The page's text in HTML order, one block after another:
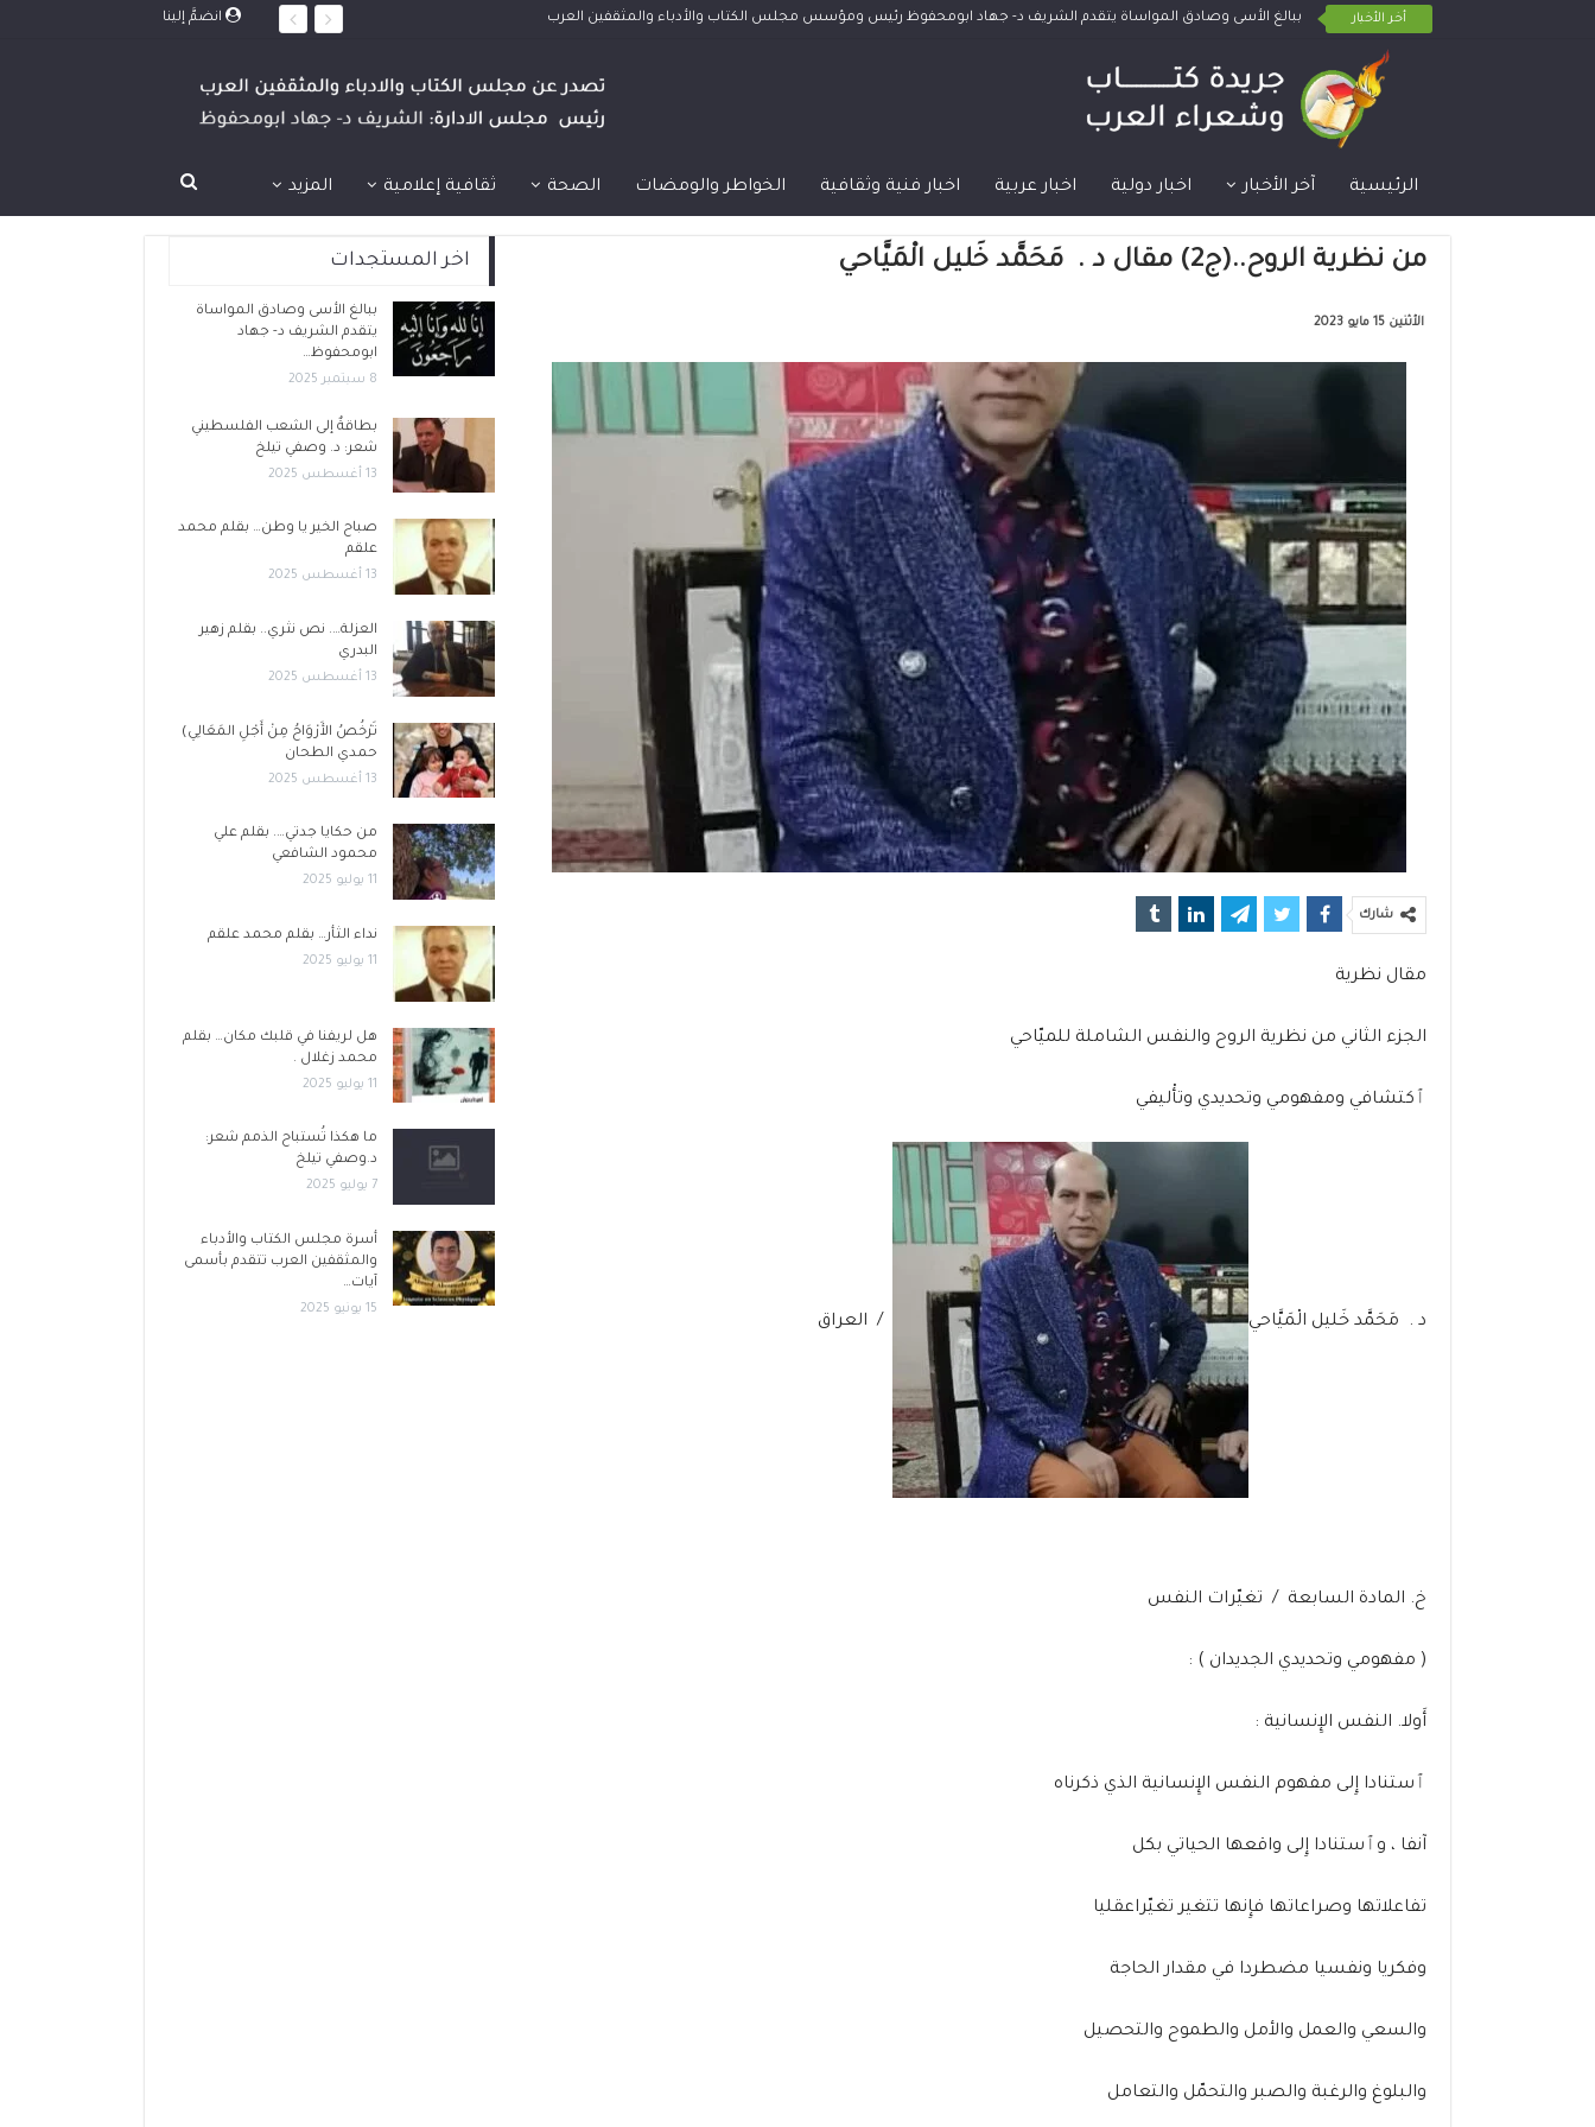
انضمَّ إلينا أخر الأخبار ببالغ الأسى وصادق المواساة يتقدم الشريف د- جهاد ابومحفوظ رئيس ومؤسس مجلس الكتاب والأدباء والمثقفين العرب
الرئيسية آخر الأخبار اخبار دولية اخبار عربية اخبار فنية وثقافية الخواطر والومضات الصحة ثقافية إعلامية المزيد
من نظرية الروح..(ج2) مقال د . مَحَمَّد خَليل الْمَيَّاحي
الأثنين 15 مايو 2023
شارك
مقال نظرية
الجزء الثاني من نظرية الروح والنفس الشاملة للميّاحي
ٱكتشافي ومفهومي وتحديدي وتأْليفي
د . مَحَمَّد خَليل الْمَيَّاحي / العراق
خ. المادة السابعة / تغيّرات النفس
( مفهومي وتحديدي الجديدان ) :
أَولا. النفس الإِنسانية :
ٱستنادا إِلى مفهوم النفس الإِنسانية الذي ذكرناه
آنفا ، وٱستنادا إِلى واقعها الحياتي بكل
تفاعلاتها وصراعاتها فإِنها تتغير تغيّراعقليا
وفكريا ونفسيا مضطردا في مقدار الحاجة
والسعي والعمل والأمل والطموح والتحصيل
والبلوغ والرغبة والصبر والتحمّل والتعامل
اخر المستجدات
ببالغ الأسى وصادق المواساة
يتقدم الشريف د- جهاد
ابومحفوظ…
8 سبتمبر 2025
بطاقةٌ إلى الشعب الفلسطيني
شعر: د. وصفي تيلخ
13 أغسطس 2025
صباح الخير يا وطن… بقلم محمد
علقم
13 أغسطس 2025
العزلة…. نص نثري.. بقلم زهير
البدري
13 أغسطس 2025
تَرْخُصُ الأَرْوَاحُ مِنْ أَجْلِ المَعَالِي)
حمدي الطحان
13 أغسطس 2025
من حكايا جدتي…. بقلم علي
محمود الشافعي
11 يوليو 2025
نداء الثأر… بقلم محمد علقم
11 يوليو 2025
هل لريفنا في قلبك مكان… بقلم
محمد زغلال .
11 يوليو 2025
ما هكذا تُستباح الذمم شعر:
د.وصفي تيلخ
7 يوليو 2025
أسرة مجلس الكتاب والأدباء
والمثقفين العرب تتقدم بأسمى
آيات…
15 يونيو 2025